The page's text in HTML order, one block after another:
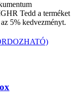
Tedd a terméket
5% kedvezményt.